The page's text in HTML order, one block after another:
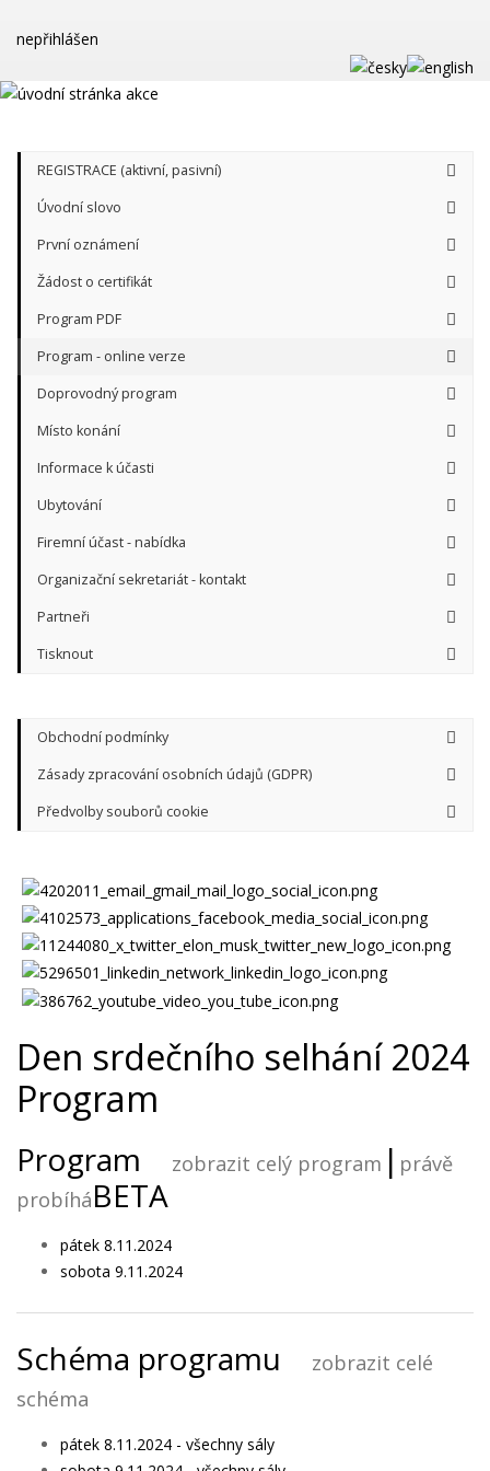
nepřihlášen
REGISTRACE (aktivní, pasivní)
Úvodní slovo
První oznámení
Žádost o certifikát
Program PDF
Program - online verze
Doprovodný program
Místo konání
Informace k účasti
Ubytování
Firemní účast - nabídka
Organizační sekretariát - kontakt
Partneři
Tisknout
Obchodní podmínky
Zásady zpracování osobních údajů (GDPR)
Předvolby souborů cookie
Den srdečního selhání 2024
Program
Program zobrazit celý program | právě
probíháBETA
pátek 8.11.2024
sobota 9.11.2024
Schéma programu
zobrazit celé
schéma
pátek 8.11.2024 - všechny sály